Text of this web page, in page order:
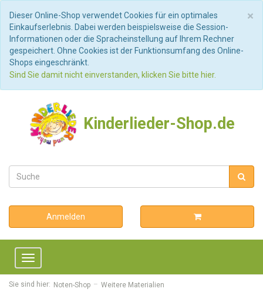
×
Dieser Online-Shop verwendet Cookies für ein optimales
Einkaufserlebnis. Dabei werden beispielsweise die Session-
Informationen oder die Spracheinstellung auf Ihrem Rechner
gespeichert. Ohne Cookies ist der Funktionsumfang des Online-
Shops eingeschränkt.
Sind Sie damit nicht einverstanden, klicken Sie bitte hier.
Kinderlieder-Shop.de
Anmelden
Toggle
navigation
Sie sind hier: Noten-Shop Weitere Materialien